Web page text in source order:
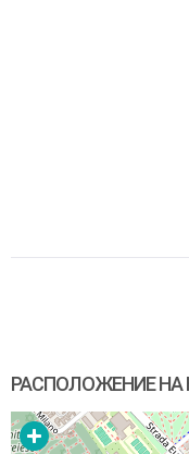
РАСПОЛОЖЕНИЕ НА